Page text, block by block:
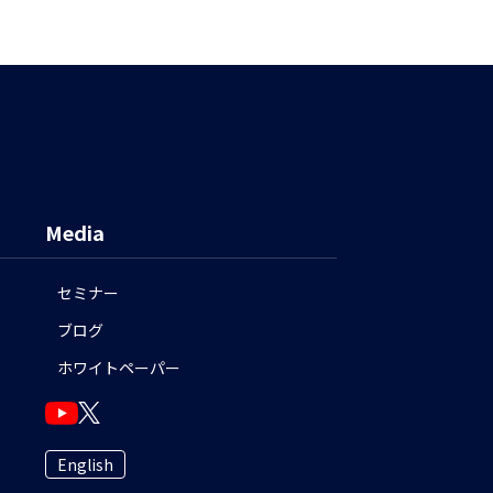
Media
セミナー
ブログ
ホワイトペーパー
English